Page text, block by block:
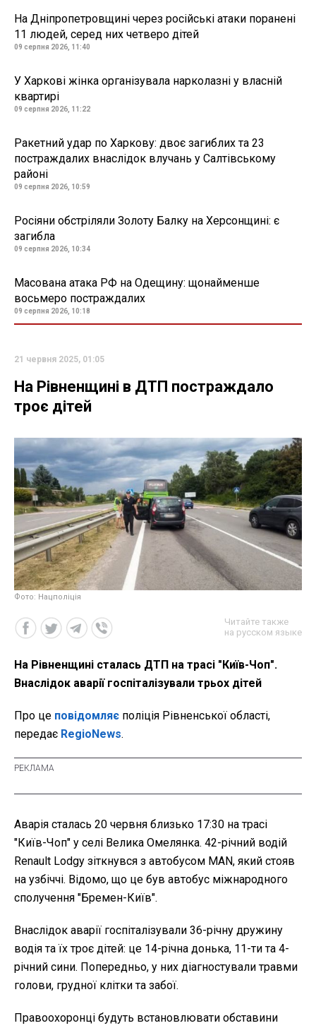
На Дніпропетровщині через російські атаки поранені
11 людей, серед них четверо дітей
09 серпня 2026, 11:40
У Харкові жінка організувала нарколазні у власній
квартирі
09 серпня 2026, 11:22
Ракетний удар по Харкову: двоє загиблих та 23
постраждалих внаслідок влучань у Салтівському
районі
09 серпня 2026, 10:59
Росіяни обстріляли Золоту Балку на Херсонщині: є
загибла
09 серпня 2026, 10:34
Масована атака РФ на Одещину: щонайменше
восьмеро постраждалих
09 серпня 2026, 10:18
21 червня 2025, 01:05
На Рівненщині в ДТП постраждало
троє дітей
Фото: Нацполіція
Читайте также
на русском языке
На Рівненщині сталась ДТП на трасі "Київ-Чоп".
Внаслідок аварії госпіталізували трьох дітей
Про це повідомляє поліція Рівненської області,
передає RegioNews.
Аварія сталась 20 червня близько 17:30 на трасі
"Київ-Чоп" у селі Велика Омелянка. 42-річний водій
Renault Lodgy зіткнувся з автобусом MAN, який стояв
на узбіччі. Відомо, що це був автобус міжнародного
сполучення "Бремен-Київ".
Внаслідок аварії госпіталізували 36-річну дружину
водія та їх троє дітей: це 14-річна донька, 11-ти та 4-
річний сини. Попередньо, у них діагностували травми
голови, грудної клітки та забої.
Правоохоронці будуть встановлювати обставини